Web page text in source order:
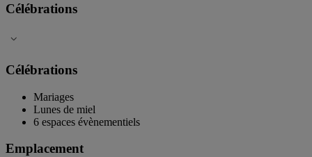
Célébrations
Célébrations
Mariages
Lunes de miel
6 espaces évènementiels
Emplacement